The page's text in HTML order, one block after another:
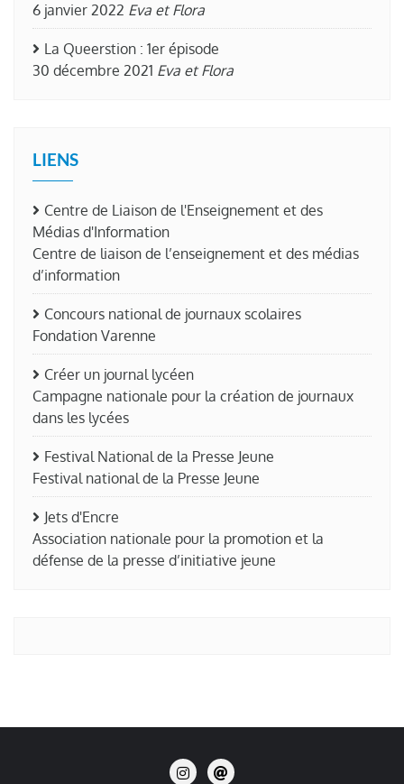
6 janvier 2022 Eva et Flora
La Queerstion : 1er épisode
30 décembre 2021 Eva et Flora
LIENS
Centre de Liaison de l'Enseignement et des
Médias d'Information
Centre de liaison de l’enseignement et des médias
d’information
Concours national de journaux scolaires
Fondation Varenne
Créer un journal lycéen
Campagne nationale pour la création de journaux
dans les lycées
Festival National de la Presse Jeune
Festival national de la Presse Jeune
Jets d'Encre
Association nationale pour la promotion et la
défense de la presse d’initiative jeune